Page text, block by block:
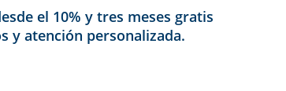
el 10% y tres meses gratis
y atención personalizada.